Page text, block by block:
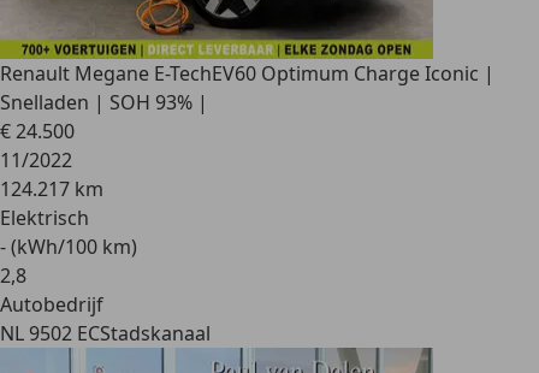
Renault Megane E-TechEV60 Optimum Charge Iconic |
Snelladen | SOH 93% |
€ 24.500
11/2022
124.217 km
Elektrisch
- (kWh/100 km)
2,8
Autobedrijf
NL 9502 ECStadskanaal